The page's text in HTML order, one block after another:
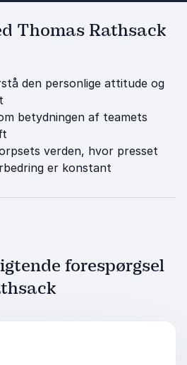
Thomas Rathsack
den personlige attitude og
betydningen af teamets
verden, hvor presset
er konstant
forespørgsel